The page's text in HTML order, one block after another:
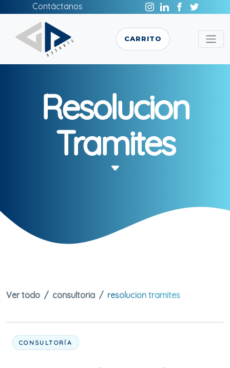
Contáctanos
CARRITO
Resolucion
Tramites
Ver todo consultoria resolucion tramites
CONSULTORÍA